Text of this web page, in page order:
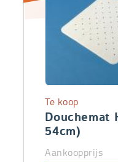
Douchemat
54cm)
Te koop
Aankoopprijs